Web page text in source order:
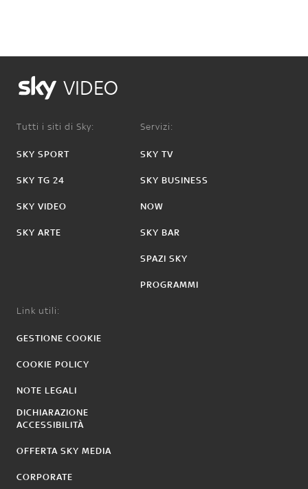
VIDEO
Tutti i siti di Sky:
SKY SPORT
SKY TG 24
SKY VIDEO
SKY ARTE
Servizi:
SKY TV
SKY BUSINESS
NOW
SKY BAR
SPAZI SKY
PROGRAMMI
Link utili:
GESTIONE COOKIE
COOKIE POLICY
NOTE LEGALI
DICHIARAZIONE
ACCESSIBILITÀ
OFFERTA SKY MEDIA
CORPORATE